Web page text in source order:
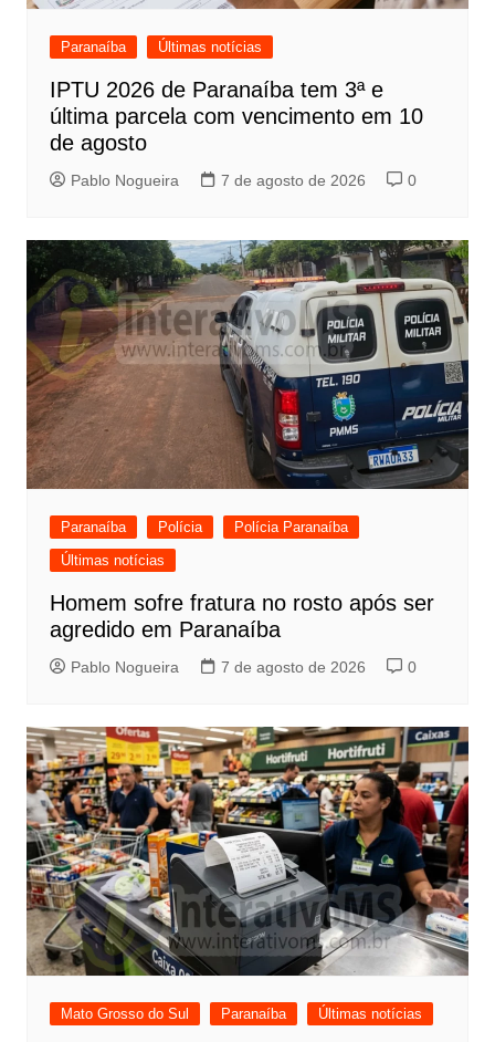
Paranaíba Últimas notícias
IPTU 2026 de Paranaíba tem 3ª e
última parcela com vencimento em 10
de agosto
Pablo Nogueira 7 de agosto de 2026 0
Paranaíba Polícia
Polícia Paranaíba
Últimas notícias
Homem sofre fratura no rosto após ser
agredido em Paranaíba
Pablo Nogueira 7 de agosto de 2026 0
Mato Grosso do Sul Paranaíba Últimas notícias